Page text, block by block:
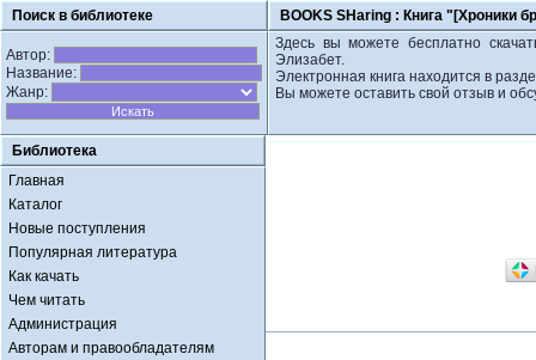
Поиск в библиотеке BOOKS SHaring : Книга "[Хроники
Автор:
Название:
Жанр:
Здесь вы можете бесплатно
Элизабет.
Электронная книга находится в
Вы можете оставить свой отзыв и
Библиотека
Главная
Каталог
Новые поступления
Популярная литература
Как качать
Чем читать
Администрация
Авторам и правообладателям